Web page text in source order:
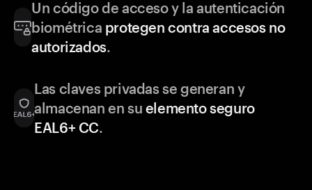
Un código de acceso y la autenticación
biométrica protegen contra accesos no
autorizados.
Las claves privadas se generan y
almacenan en su elemento seguro
EAL6+ CC.